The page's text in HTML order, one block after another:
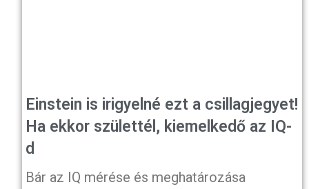
Einstein is irigyelné ezt a csillagjegyet!
Ha ekkor születtél, kiemelkedő az IQ-
d
Bár az IQ mérése és meghatározása